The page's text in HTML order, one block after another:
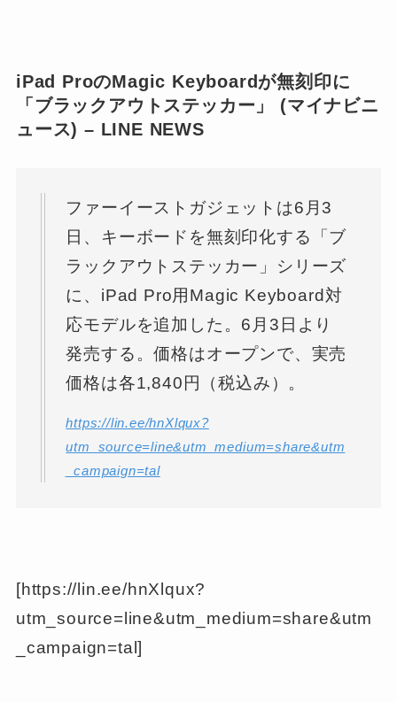
iPad ProのMagic Keyboardが無刻印に
「ブラックアウトステッカー」 (マイナビニ
ュース) – LINE NEWS
ファーイーストガジェットは6月3
日、キーボードを無刻印化する「ブ
ラックアウトステッカー」シリーズ
に、iPad Pro用Magic Keyboard対
応モデルを追加した。6月3日より
発売する。価格はオープンで、実売
価格は各1,840円（税込み）。
https://lin.ee/hnXlqux?
utm_source=line&utm_medium=share&utm
_campaign=tal
[https://lin.ee/hnXlqux?
utm_source=line&utm_medium=share&utm
_campaign=tal]